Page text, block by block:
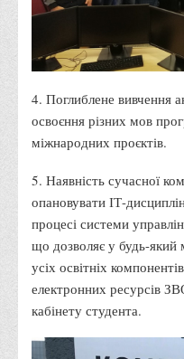
10 точних фактів
наркотики. Врятуй
Контакти
3D тур
Екскурсія до ВТЕІ
Smart Electronic
Репозиторій
Структура
Факультети
Обліково-фінансовий
4. Поглиблене вивчення
освоєння різних мов
міжнародних проєктів.
5. Наявність сучасної
опановувати ІТ-
процесі системи
що дозволяє у будь-який
усіх освітніх
електронних ресурсів
кабінету студента.